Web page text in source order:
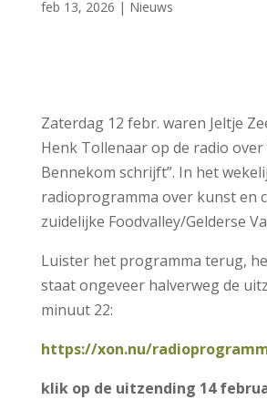
feb 13, 2026 | Nieuws
Zaterdag 12 febr. waren Jeltje
Henk Tollenaar op de radio over
Bennekom schrijft”. In het
radioprogramma over kunst en
zuidelijke Foodvalley/Gelderse
Luister het programma terug,
staat ongeveer halverweg de
minuut 22:
https://xon.nu/
klik op de uitzending 14